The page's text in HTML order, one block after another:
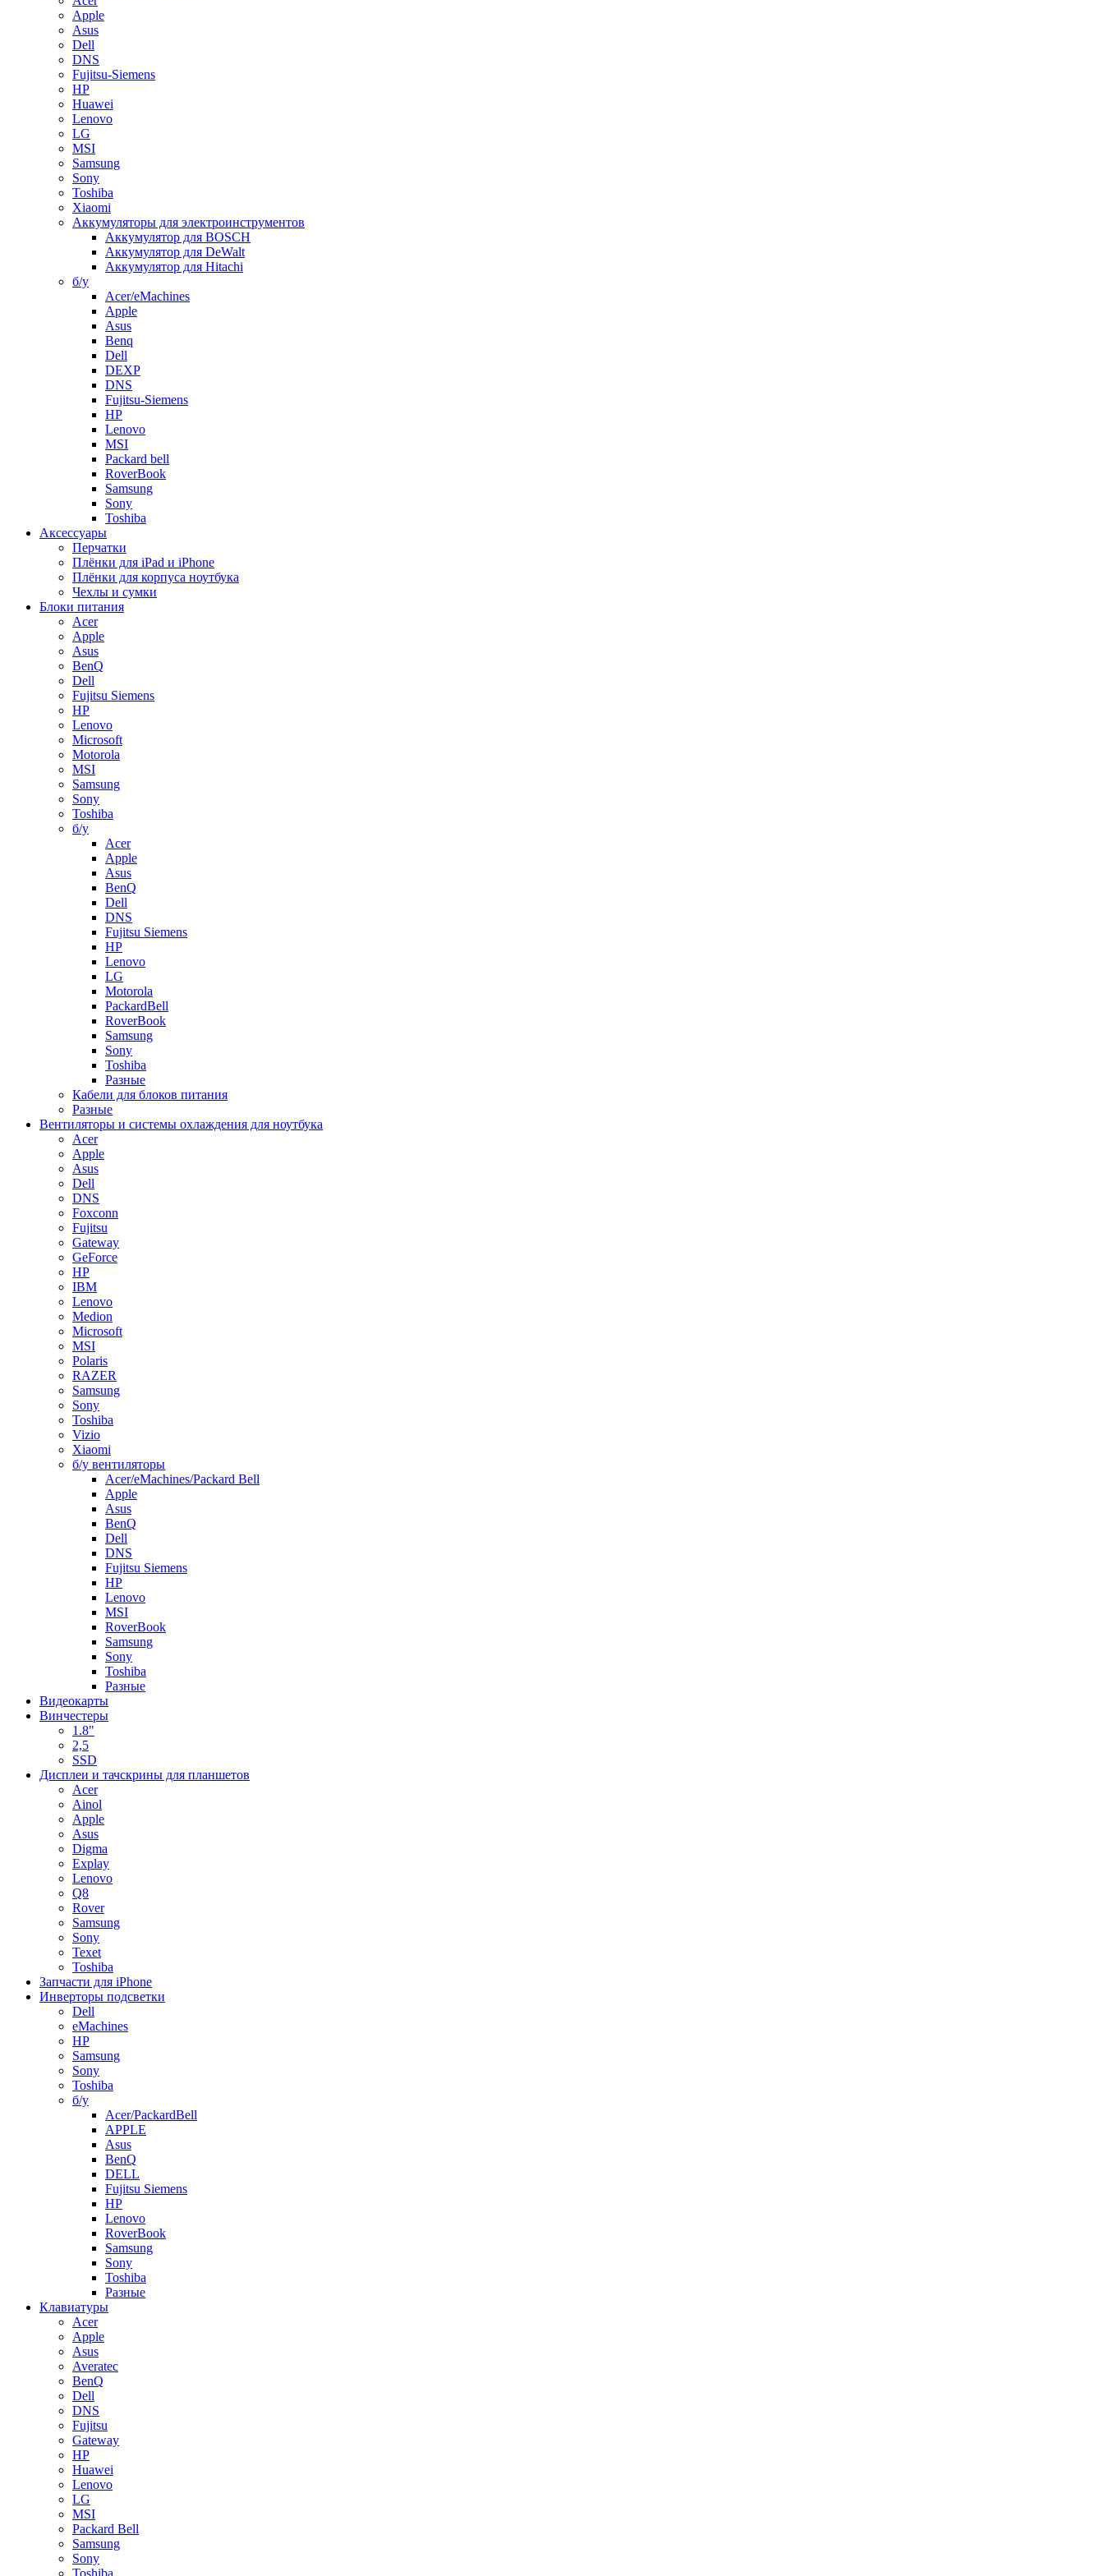
Apple
Asus
Dell
DNS
Fujitsu-Siemens
HP
Huawei
Lenovo
LG
MSI
Samsung
Sony
Toshiba
Xiaomi
Аккумуляторы для электроинструментов
Аккумулятор для BOSCH
Аккумулятор для DeWalt
Аккумулятор для Hitachi
б/у
Acer/eMachines
Apple
Asus
Benq
Dell
DEXP
DNS
Fujitsu-Siemens
HP
Lenovo
MSI
Packard bell
RoverBook
Samsung
Sony
Toshiba
Аксессуары
Перчатки
Плёнки для iPad и iPhone
Плёнки для корпуса ноутбука
Чехлы и сумки
Блоки питания
Acer
Apple
Asus
BenQ
Dell
Fujitsu Siemens
HP
Lenovo
Microsoft
Motorola
MSI
Samsung
Sony
Toshiba
б/у
Acer
Apple
Asus
BenQ
Dell
DNS
Fujitsu Siemens
HP
Lenovo
LG
Motorola
PackardBell
RoverBook
Samsung
Sony
Toshiba
Разные
Кабели для блоков питания
Разные
Вентиляторы и системы охлаждения для ноутбука
Acer
Apple
Asus
Dell
DNS
Foxconn
Fujitsu
Gateway
GeForce
HP
IBM
Lenovo
Medion
Microsoft
MSI
Polaris
RAZER
Samsung
Sony
Toshiba
Vizio
Xiaomi
б/у вентиляторы
Acer/eMachines/Packard Bell
Apple
Asus
BenQ
Dell
DNS
Fujitsu Siemens
HP
Lenovo
MSI
RoverBook
Samsung
Sony
Toshiba
Разные
Видеокарты
Винчестеры
1.8"
2,5
SSD
Дисплеи и тачскрины для планшетов
Acer
Ainol
Apple
Asus
Digma
Explay
Lenovo
Q8
Rover
Samsung
Sony
Texet
Toshiba
Запчасти для iPhone
Инверторы подсветки
Dell
eMachines
HP
Samsung
Sony
Toshiba
б/у
Acer/PackardBell
APPLE
Asus
BenQ
DELL
Fujitsu Siemens
HP
Lenovo
RoverBook
Samsung
Sony
Toshiba
Разные
Клавиатуры
Acer
Apple
Asus
Averatec
BenQ
Dell
DNS
Fujitsu
Gateway
HP
Huawei
Lenovo
LG
MSI
Packard Bell
Samsung
Sony
Toshiba